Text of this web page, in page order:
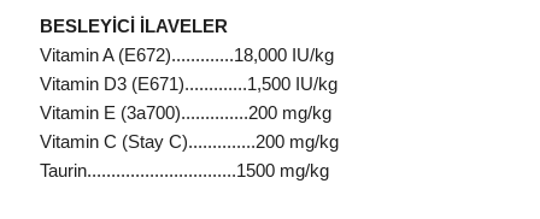
BESLEYİCİ İLAVELER
Vitamin A (E672).............18,000 IU/kg
Vitamin D3 (E671).............1,500 IU/kg
Vitamin E (3a700)..............200 mg/kg
Vitamin C (Stay C)..............200 mg/kg
Taurin...............................1500 mg/kg